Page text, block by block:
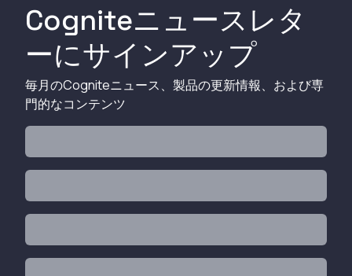
Cogniteニュースレタ
ーにサインアップ
毎月のCogniteニュース、製品の更新情報、および専
門的なコンテンツ